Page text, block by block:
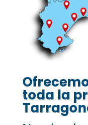
toda la